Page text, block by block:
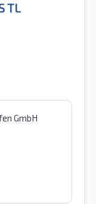
TL
GmbH